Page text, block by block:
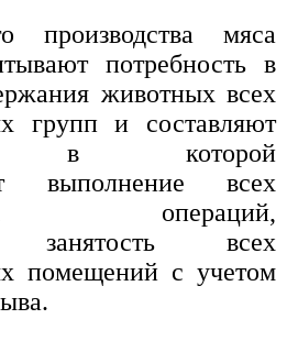
производства мяса
потребность в
животных всех
групп и составляют
в которой
выполнение всех
операций,
занятость всех
помещений с учетом